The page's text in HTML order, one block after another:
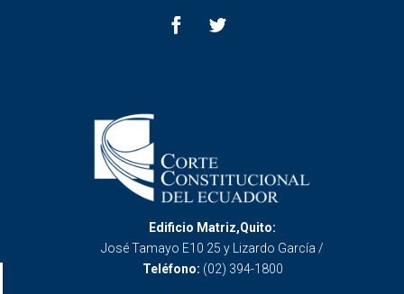
Edificio Matriz,Quito:
José Tamayo E10 25 y Lizardo García /
Teléfono: (02) 394-1800